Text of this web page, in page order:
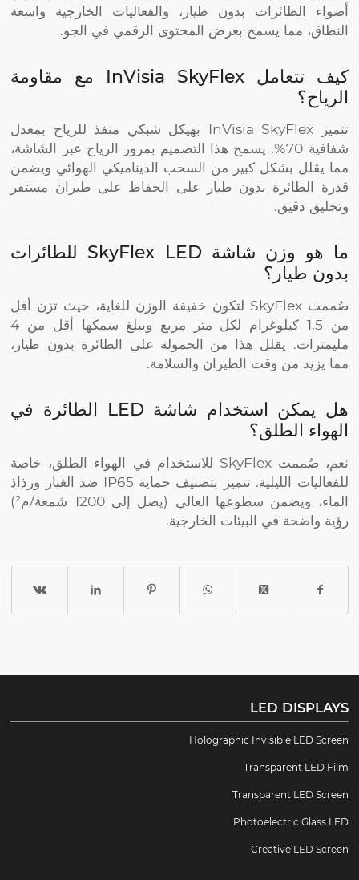
أضواء الطائرات بدون طيار، والفعاليات الخارجية واسعة
النطاق، مما يسمح بعرض المحتوى الرقمي في الجو.
كيف تتعامل InVisia SkyFlex مع مقاومة
الرياح؟
تتميز InVisia SkyFlex بهيكل شبكي منفذ للرياح بمعدل
شفافية 70%. يسمح هذا التصميم بمرور الرياح عبر الشاشة،
مما يقلل بشكل كبير من السحب الديناميكي الهوائي ويضمن
قدرة الطائرة بدون طيار على الحفاظ على طيران مستقر
وتحليق دقيق.
ما هو وزن شاشة SkyFlex LED للطائرات
بدون طيار؟
صُممت SkyFlex لتكون خفيفة الوزن للغاية، حيث تزن أقل
من 1.5 كيلوغرام لكل متر مربع ويبلغ سمكها أقل من 4
مليمترات. يقلل هذا من الحمولة على الطائرة بدون طيار،
مما يزيد من وقت الطيران والسلامة.
هل يمكن استخدام شاشة LED الطائرة في
الهواء الطلق؟
نعم، صُممت SkyFlex للاستخدام في الهواء الطلق، خاصة
للفعاليات الليلية. تتميز بتصنيف حماية IP65 ضد الغبار ورذاذ
الماء، ويضمن سطوعها العالي (يصل إلى 1200 شمعة/م²)
رؤية واضحة في البيئات الخارجية.
LED DISPLAYS
Holographic Invisible LED Screen
Transparent LED Film
Transparent LED Screen
Photoelectric Glass LED
Creative LED Screen